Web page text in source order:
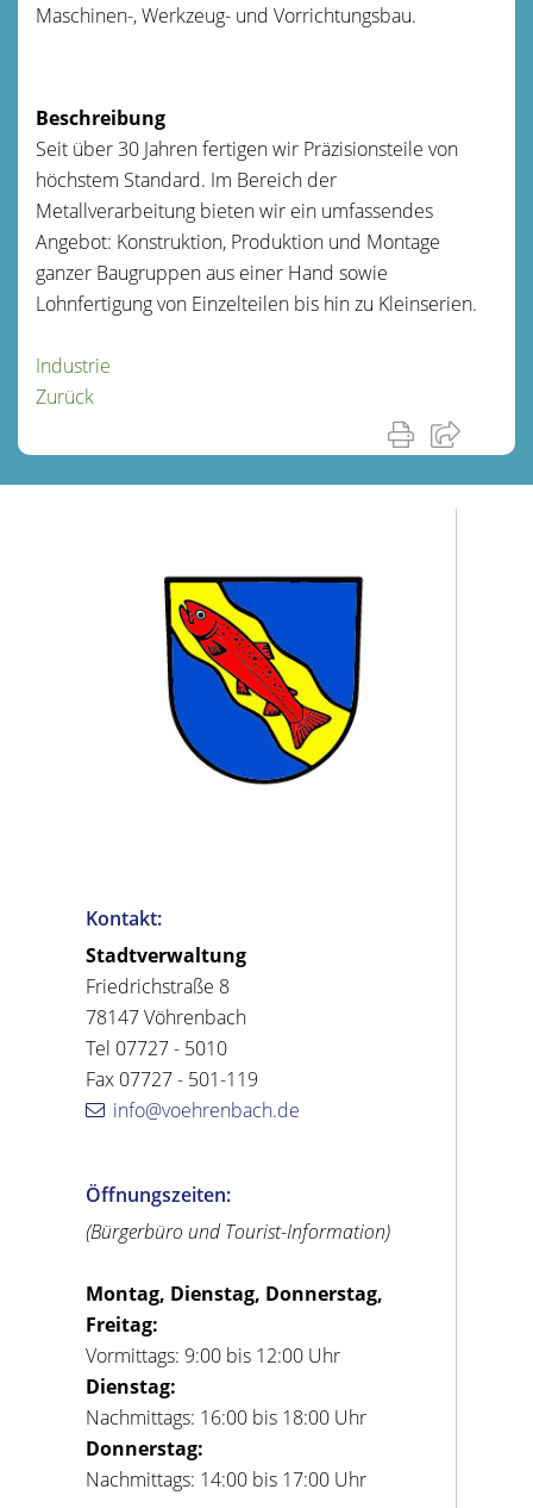
Maschinen-, Werkzeug- und Vorrichtungsbau.
Beschreibung
Seit über 30 Jahren fertigen wir Präzisionsteile von
höchstem Standard. Im Bereich der
Metallverarbeitung bieten wir ein umfassendes
Angebot: Konstruktion, Produktion und Montage
ganzer Baugruppen aus einer Hand sowie
Lohnfertigung von Einzelteilen bis hin zu Kleinserien.
Industrie
Zurück
Kontakt:
Stadtverwaltung
Friedrichstraße 8
78147 Vöhrenbach
Tel 07727 - 5010
Fax 07727 - 501-119
info@voehrenbach.de
Öffnungszeiten:
(Bürgerbüro und Tourist-Information)
Montag, Dienstag, Donnerstag,
Freitag:
Vormittags: 9:00 bis 12:00 Uhr
Dienstag:
Nachmittags: 16:00 bis 18:00 Uhr
Donnerstag:
Nachmittags: 14:00 bis 17:00 Uhr